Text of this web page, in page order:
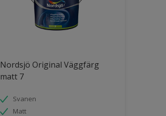
Nordsjö Original Väggfärg
matt 7
Svanen
Matt